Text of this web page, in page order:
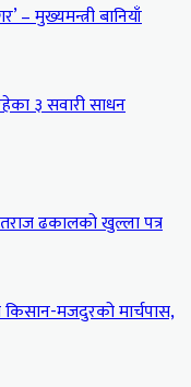
– मुख्यमन्त्री बानियाँ
३ सवारी साधन
ढकालको खुल्ला पत्र
किसान-मजदुरको मार्चपास,